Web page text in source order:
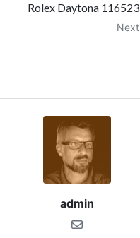
Rolex Daytona 116523
Next
admin